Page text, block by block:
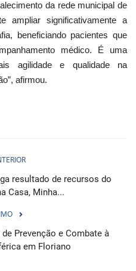
da rede municipal de
ampliar significativamente a
beneficiando pacientes que
médico. É uma
agilidade e qualidade na
afirmou.
resultado de recursos do
Casa, Minha...
Prevenção e Combate à
em Floriano